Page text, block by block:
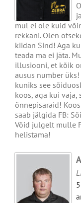
mul ei ole kuid
rekkani. Olen
kiidan Sind! Aga
teada ma ei jäta.
illusiooni, et kõik
ausus number üks!
kuniks see
koos, aga kui vaja,
õnnepisaraid!
saab jälgida FB:
Võid julgelt mulle
helistama!